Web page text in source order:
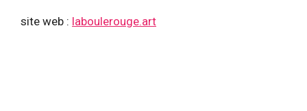
site web : laboulerouge.art